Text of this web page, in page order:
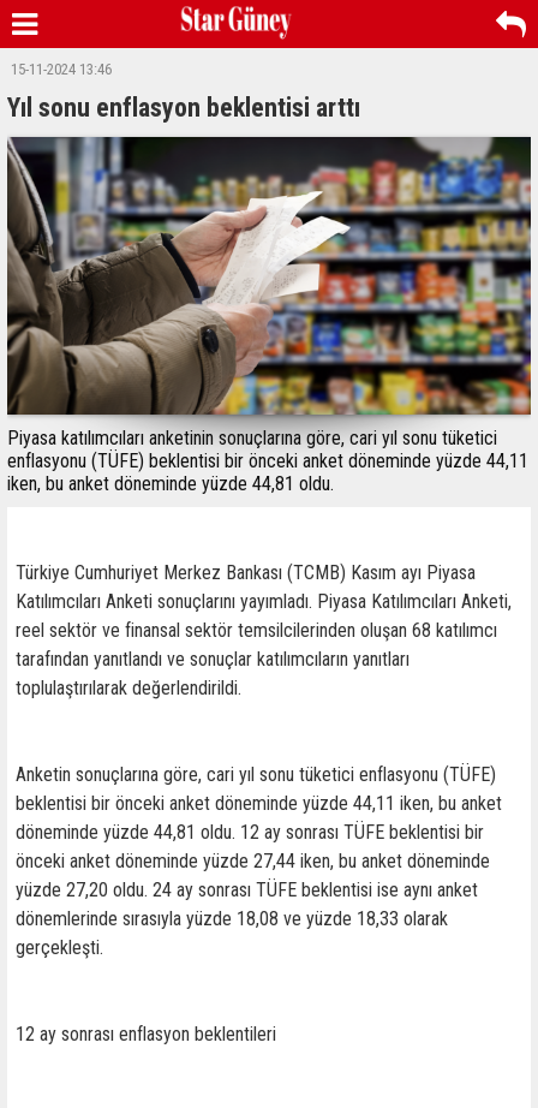
15-11-2024 13:46
Yıl sonu enflasyon beklentisi arttı
Piyasa katılımcıları anketinin sonuçlarına göre, cari yıl sonu tüketici
enflasyonu (TÜFE) beklentisi bir önceki anket döneminde yüzde 44,11
iken, bu anket döneminde yüzde 44,81 oldu.
Türkiye Cumhuriyet Merkez Bankası (TCMB) Kasım ayı Piyasa
Katılımcıları Anketi sonuçlarını yayımladı. Piyasa Katılımcıları Anketi,
reel sektör ve finansal sektör temsilcilerinden oluşan 68 katılımcı
tarafından yanıtlandı ve sonuçlar katılımcıların yanıtları
toplulaştırılarak değerlendirildi.
Anketin sonuçlarına göre, cari yıl sonu tüketici enflasyonu (TÜFE)
beklentisi bir önceki anket döneminde yüzde 44,11 iken, bu anket
döneminde yüzde 44,81 oldu. 12 ay sonrası TÜFE beklentisi bir
önceki anket döneminde yüzde 27,44 iken, bu anket döneminde
yüzde 27,20 oldu. 24 ay sonrası TÜFE beklentisi ise aynı anket
dönemlerinde sırasıyla yüzde 18,08 ve yüzde 18,33 olarak
gerçekleşti.
12 ay sonrası enflasyon beklentileri